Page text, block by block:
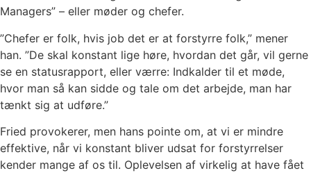
Managers” – eller møder og chefer.
”Chefer er folk, hvis job det er at forstyrre folk,” mener
han. ”De skal konstant lige høre, hvordan det går, vil gerne
se en statusrapport, eller værre: Indkalder til et møde,
hvor man så kan sidde og tale om det arbejde, man har
tænkt sig at udføre.”
Fried provokerer, men hans pointe om, at vi er mindre
effektive, når vi konstant bliver udsat for forstyrrelser
kender mange af os til. Oplevelsen af virkelig at have fået